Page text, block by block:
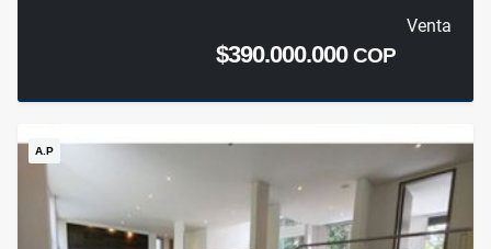
Venta
$390.000.000COP
A.P